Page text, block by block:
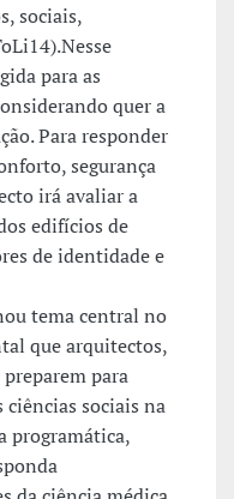
sociais,
para as
quer a
Para responder
segurança
irá avaliar a
edifícios de
de identidade e
tema central no
que arquitectos,
para
ciências sociais na
programática,